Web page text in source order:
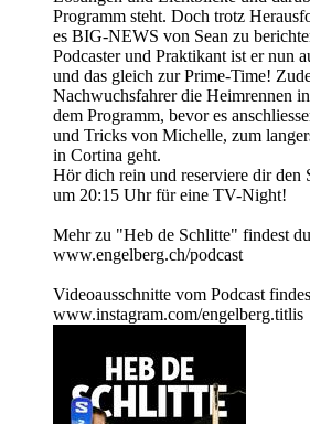
Programm steht. Doch trotz
es BIG-NEWS von Sean zu
Podcaster und Praktikant ist er nun
und das gleich zur Prime-Time!
Nachwuchsfahrer die Heimrennen
dem Programm, bevor es
und Tricks von Michelle, zum
in Cortina geht.
Hör dich rein und reserviere dir den
um 20:15 Uhr für eine TV-Night!
Mehr zu "Heb de Schlitte" findest
www.engelberg.ch/podcast
Videoausschnitte vom Podcast
www.instagram.com/engelberg.titlis